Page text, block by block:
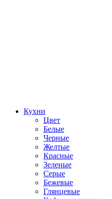
Кухни
Цвет
Белые
Черные
Желтые
Красные
Зеленые
Серые
Бежевые
Глянцевые